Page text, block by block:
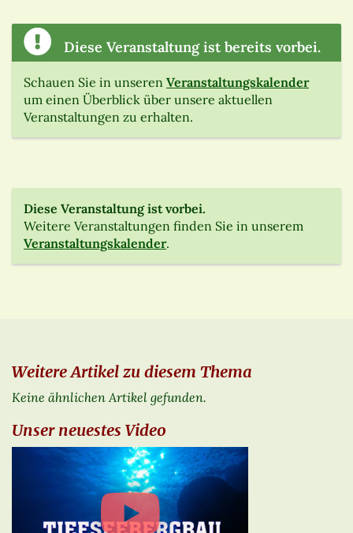
Diese Veranstaltung ist bereits vorbei.
Schauen Sie in unseren Veranstaltungskalender
um einen Überblick über unsere aktuellen
Veranstaltungen zu erhalten.
Diese Veranstaltung ist vorbei.
Weitere Veranstaltungen finden Sie in unserem
Veranstaltungskalender.
Weitere Artikel zu diesem Thema
Keine ähnlichen Artikel gefunden.
Unser neuestes Video